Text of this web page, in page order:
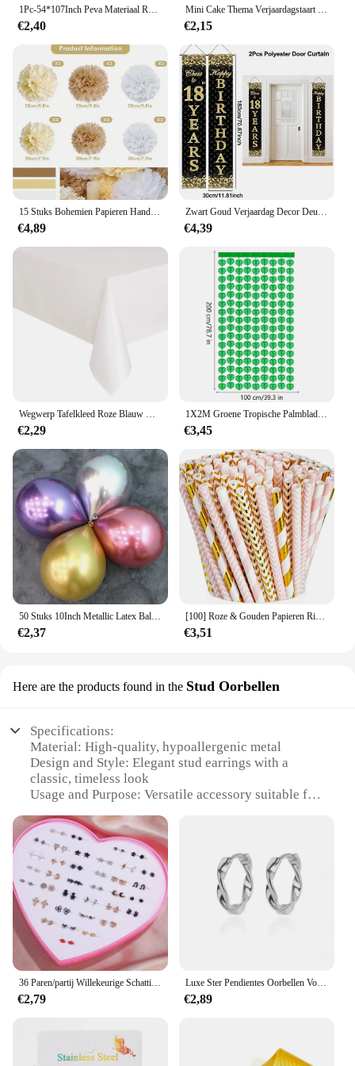
1Pc-54*107Inch Peva Materiaal Ronde Dot Gedrukt Wegwerp Tafelkleed, Verjaardag En Bruiloft Tafelkleed Decoratie
€2,40
Mini Cake Thema Verjaardagstaart Topper Zachte Hoed Kleine Punthoed Feesttaart Decoratie Jongen Meisje Benodigdheden Zachte Lijm
€2,15
€4,89 €4,39
€2,29
1X2M Groene Tropische Palmbladeren Tinsel Folie Franje Gordijnen Hawaiiaans Feest Achtergrond Tropische Jungle Feestversiering
€3,45
€2,37
[100] Roze & Gouden Papieren Rietjes 100% Biologisch Afbreekbare Meervoudige Feestrietjes Voor Verjaardag, Bruiloft, Bruids, Babyshower
€3,51
Here are the products found in the Stud Oorbellen
Specifications:
Material: High-quality, hypoallergenic metal
Design and Style: Elegant stud earrings with a
classic, timeless look
Usage and Purpose: Versatile accessory suitable for
events
Quantity: Sold in sets, offering a variety of options
for mix-and-match styling
Performance and Property: Durable and resistant to
tarnish, ensuring long-lasting wear
Parts and Accessories: Comes with secure backings
for safe and comfortable wear
Features:
**Elegant and Versatile Accessory**
These partij oorringen, or party earrings, are the
both style and versatility. Designed with a sleek,
stud-style silhouette, they offer a classic aesthetic
€2,79
Luxe Ster Pendientes Oorbellen Voor Vrouwen Meisje Rvs Minimalistische Hoepel Piercing 2024 Nieuw In Y 2K Sieraden Aretes De Mujer
€2,89